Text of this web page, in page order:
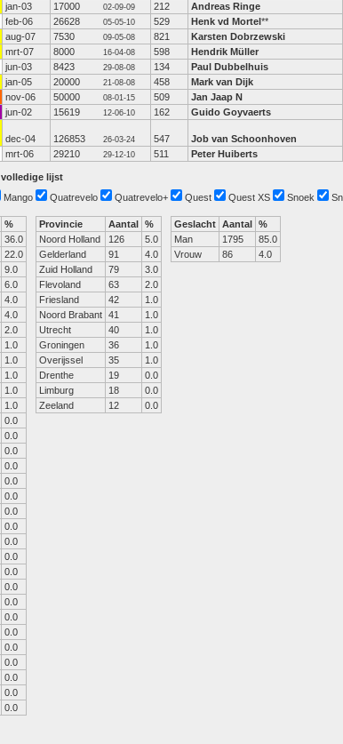
jan-03 17000 02-09-09 212 Andreas Ringe
feb-06 26628 05-05-10 529 Henk vd Mortel**
aug-07 7530 09-05-08 821 Karsten Dobrzewski
mrt-07 8000 16-04-08 598 Hendrik Müller
jun-03 8423 29-08-08 134 Paul Dubbelhuis
jan-05 20000 21-08-08 458 Mark van Dijk
nov-06 50000 08-01-15 509 Jan Jaap N
jun-02 15619 12-06-10 162 Guido Goyvaerts
dec-04 126853 26-03-24 547 Job van Schoonhoven
mrt-06 29210 29-12-10 511 Peter Huiberts
volledige lijst
Mango Quatrevelo Quatrevelo+ Quest Quest XS Snoek
%
36.0
22.0
9.0
6.0
4.0
4.0
2.0
1.0
1.0
1.0
1.0
1.0
0.0
0.0
0.0
0.0
0.0
0.0
0.0
0.0
0.0
0.0
0.0
0.0
0.0
0.0
0.0
0.0
0.0
0.0
0.0
0.0
Provincie Aantal %
Noord Holland
126
5.0
Gelderland
91
4.0
Zuid Holland
79
3.0
Flevoland
63
2.0
Friesland
42
1.0
Noord Brabant 41
1.0
Utrecht
40
1.0
Groningen
36
1.0
Overijssel
35
1.0
Drenthe
19
0.0
Limburg
18
0.0
Zeeland
12 0.0
Geslacht Aantal %
Man
1795
85.0
Vrouw
86 4.0